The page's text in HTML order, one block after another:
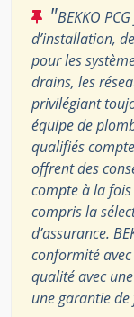
"BEKKO
d’installation,
pour les
drains, les
privilégiant
équipe de
qualifiés
offrent des
compte à la
compris la
d’assurance.
conformité
qualité avec
une garantie